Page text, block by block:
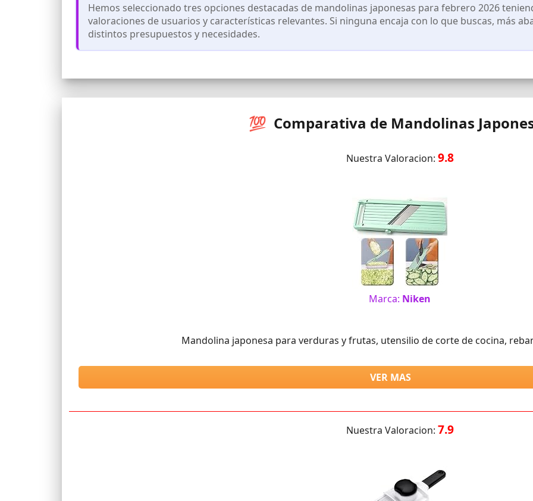
Hemos seleccionado tres opciones destacadas de mandolinas japonesas para febrero 2026
valoraciones de usuarios y características relevantes. Si ninguna encaja con lo que buscas, más
distintos presupuestos y necesidades.
💯 Comparativa de Mandolinas
Nuestra Valoracion: 9.8
Marca: Niken
Mandolina japonesa para verduras y frutas, utensilio de corte de cocina,
VER MAS
Nuestra Valoracion: 7.9